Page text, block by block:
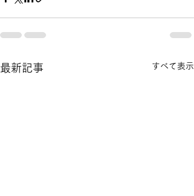
最新記事 すべて表示